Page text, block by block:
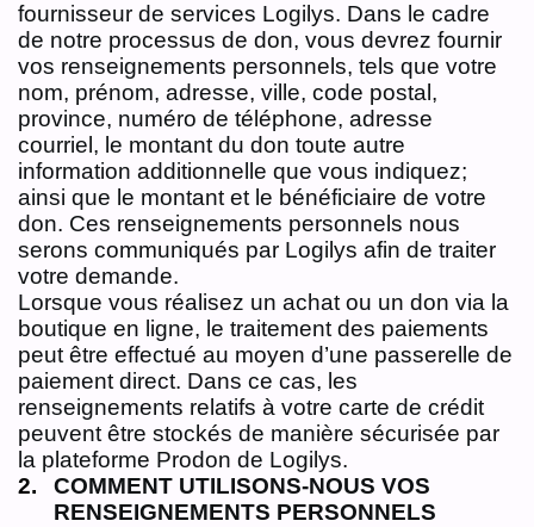
fournisseur de services Logilys. Dans le cadre
de notre processus de don, vous devrez fournir
vos renseignements personnels, tels que votre
nom, prénom, adresse, ville, code postal,
province, numéro de téléphone, adresse
courriel, le montant du don toute autre
information additionnelle que vous indiquez;
ainsi que le montant et le bénéficiaire de votre
don. Ces renseignements personnels nous
serons communiqués par Logilys afin de traiter
votre demande.
Lorsque vous réalisez un achat ou un don via la
boutique en ligne, le traitement des paiements
peut être effectué au moyen d’une passerelle de
paiement direct. Dans ce cas, les
renseignements relatifs à votre carte de crédit
peuvent être stockés de manière sécurisée par
la plateforme Prodon de Logilys.
COMMENT UTILISONS-NOUS VOS
RENSEIGNEMENTS PERSONNELS